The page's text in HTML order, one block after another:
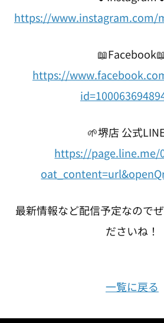
https://www.instagram.com/
https://
🌱堺店 公式
https://page.line.me/
最新情報など配信予定なので
ださいね！
一覧に戻る